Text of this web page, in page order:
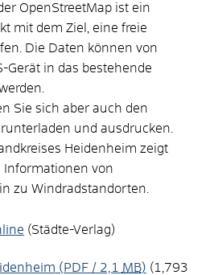
OpenStreetMap ist ein
mit dem Ziel, eine freie
Die Daten können von
Gerät in das bestehende
Sie sich aber auch den
und ausdrucken.
Heidenheim zeigt
Informationen von
zu Windradstandorten.
(Städte-Verlag)
(PDF / 2,1 MB) (1,793